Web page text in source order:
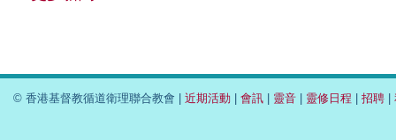
© 香港基督教循道衛理聯合教會 | 近期活動 | 會訊 | 靈音 | 靈修日程 | 招聘 |